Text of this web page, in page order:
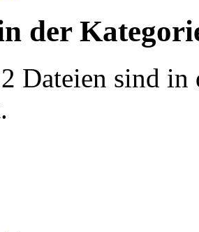
der
Dateien sind